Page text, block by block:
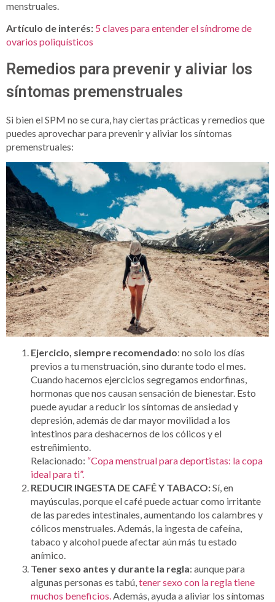
menstruales.
Artículo de interés: 5 claves para entender el síndrome de
ovarios poliquísticos
Remedios para prevenir y aliviar los
síntomas premenstruales
Si bien el SPM no se cura, hay ciertas prácticas y remedios que
puedes aprovechar para prevenir y aliviar los síntomas
premenstruales:
Ejercicio, siempre recomendado: no solo los días
previos a tu menstruación, sino durante todo el mes.
Cuando hacemos ejercicios segregamos endorfinas,
hormonas que nos causan sensación de bienestar. Esto
puede ayudar a reducir los síntomas de ansiedad y
depresión, además de dar mayor movilidad a los
intestinos para deshacernos de los cólicos y el
estreñimiento.
Relacionado: “Copa menstrual para deportistas: la copa
ideal para ti”.
REDUCIR INGESTA DE CAFÉ Y TABACO:Sí, en
mayúsculas, porque el café puede actuar como irritante
de las paredes intestinales, aumentando los calambres y
cólicos menstruales. Además, la ingesta de cafeína,
tabaco y alcohol puede afectar aún más tu estado
anímico.
Tener sexo antes y durante la regla: aunque para
algunas personas es tabú, tener sexo con la regla tiene
muchos beneficios. Además, ayuda a aliviar los síntomas